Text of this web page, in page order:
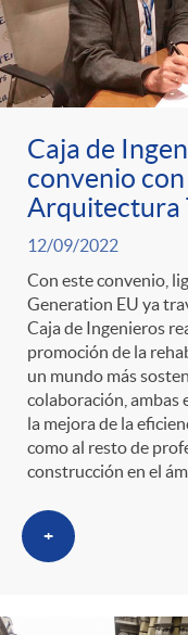
Caja de
convenio
Arquitectura
12/09/2022
Con este convenio,
Generation EU ya
Caja de Ingenieros
promoción de la
un mundo más
colaboración, ambas
la mejora de la
como al resto de
construcción en el
+